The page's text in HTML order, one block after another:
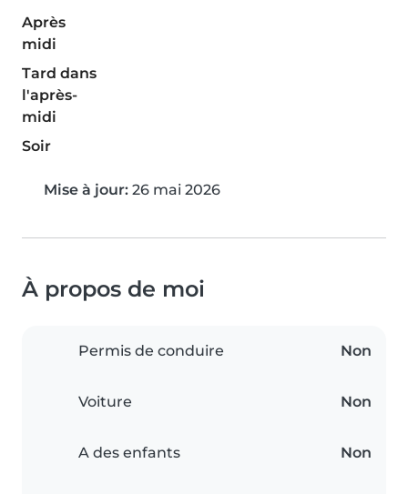
Après
midi
Tard dans
l'après-
midi
Soir
Mise à jour: 26 mai 2026
À propos de moi
Permis de conduire Non
Voiture Non
A des enfants Non